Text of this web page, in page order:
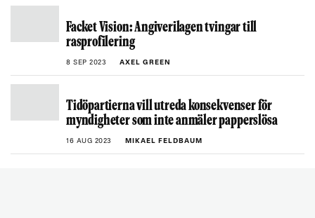
Facket Vision: Angiverilagen tvingar till
rasprofilering
8 SEP 2023 AXEL GREEN
Tidöpartierna vill utreda konsekvenser för
myndigheter som inte anmäler papperslösa
16 AUG 2023 MIKAEL FELDBAUM